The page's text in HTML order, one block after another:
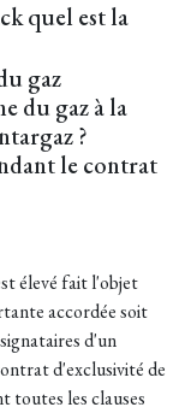
quel est la
gaz
du gaz à la
?
le contrat
élevé fait l'objet
accordée soit
signataires d'un
d'exclusivité de
toutes les clauses